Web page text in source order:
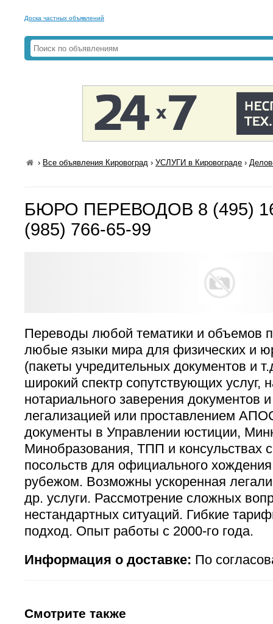
Доска частных объявлений
› Все объявления Кировоград ›УСЛУГИ в Кировограде ›
БЮРО ПЕРЕВОДОВ 8 (495)
(985) 766-65-99
Переводы любой тематики и объемов
любые языки мира для физических и
(пакеты учредительных документов и
широкий спектр сопутствующих услуг,
нотариального заверения документов
легализацией или проставлением
документы в Управлении юстиции,
Минобразования, ТПП и консульствах
посольств для официального
рубежом. Возможны ускоренная
др. услуги. Рассмотрение сложных
нестандартных ситуаций. Гибкие
подход. Опыт работы с 2000-го года.
Информация о доставке: По
Смотрите также